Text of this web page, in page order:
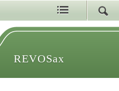
REVOSax